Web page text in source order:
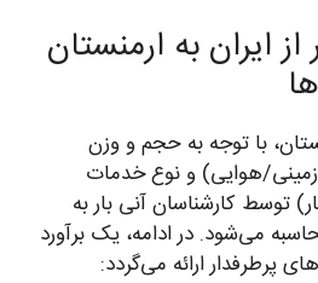
ایران به ارمنستان
با توجه به حجم و وزن
هوایی) و نوع خدمات
توسط کارشناسان آنی بار به
می‌شود. در ادامه، یک برآورد
پرطرفدار ارائه می‌گردد: